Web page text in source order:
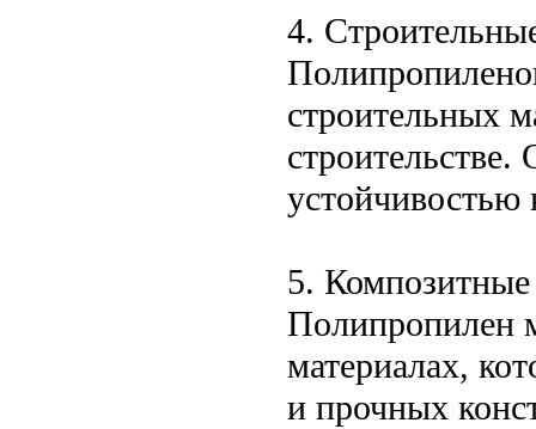
4.
строительных
5.
Полипропилен
материалах,
и прочных